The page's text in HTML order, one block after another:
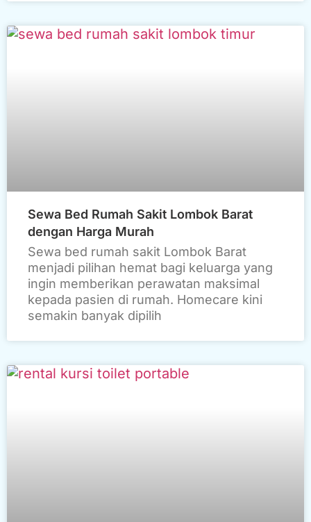
Sewa Bed Rumah Sakit Lombok Barat
dengan Harga Murah
Sewa bed rumah sakit Lombok Barat
menjadi pilihan hemat bagi keluarga yang
ingin memberikan perawatan maksimal
kepada pasien di rumah. Homecare kini
semakin banyak dipilih